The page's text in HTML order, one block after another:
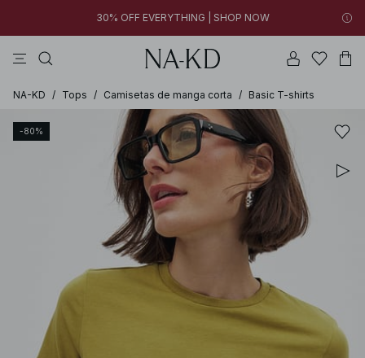
30% OFF EVERYTHING | SHOP NOW
06h 55m 02s
FINAL SALE | SHOP NOW
30% OFF EVERYTHING | SHOP NOW
NA-KD / Tops / Camisetas de manga corta / Basic T-shirts
-80%